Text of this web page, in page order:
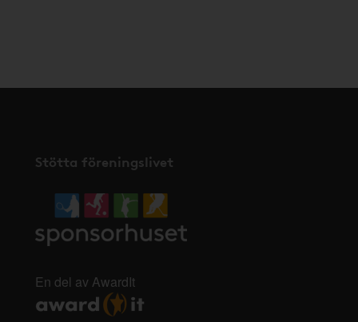
Stötta föreningslivet
En del av AwardIt